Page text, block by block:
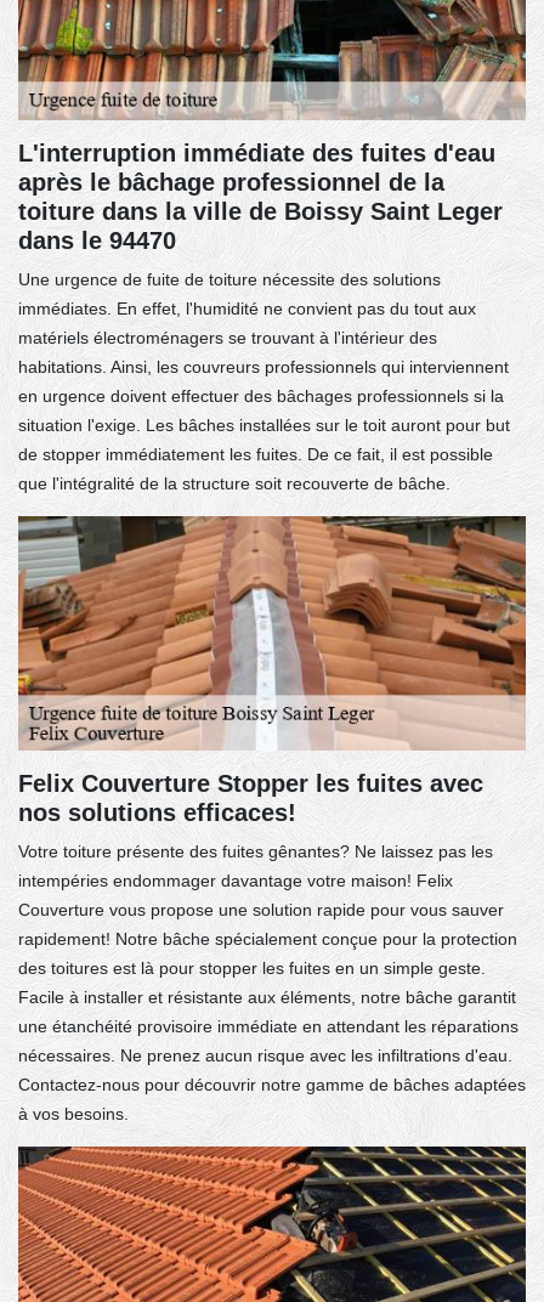
L'interruption immédiate des fuites d'eau
après le bâchage professionnel de la
toiture dans la ville de Boissy Saint Leger
dans le 94470
Une urgence de fuite de toiture nécessite des solutions
immédiates. En effet, l'humidité ne convient pas du tout aux
matériels électroménagers se trouvant à l'intérieur des
habitations. Ainsi, les couvreurs professionnels qui interviennent
en urgence doivent effectuer des bâchages professionnels si la
situation l'exige. Les bâches installées sur le toit auront pour but
de stopper immédiatement les fuites. De ce fait, il est possible
que l'intégralité de la structure soit recouverte de bâche.
Felix Couverture Stopper les fuites avec
nos solutions efficaces!
Votre toiture présente des fuites gênantes? Ne laissez pas les
intempéries endommager davantage votre maison! Felix
Couverture vous propose une solution rapide pour vous sauver
rapidement! Notre bâche spécialement conçue pour la protection
des toitures est là pour stopper les fuites en un simple geste.
Facile à installer et résistante aux éléments, notre bâche garantit
une étanchéité provisoire immédiate en attendant les réparations
nécessaires. Ne prenez aucun risque avec les infiltrations d'eau.
Contactez-nous pour découvrir notre gamme de bâches adaptées
à vos besoins.